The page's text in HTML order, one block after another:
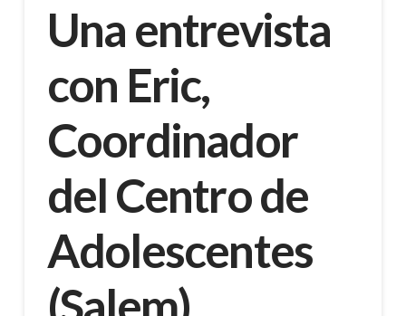
Una entrevista
con Eric,
Coordinador
del Centro de
Adolescentes